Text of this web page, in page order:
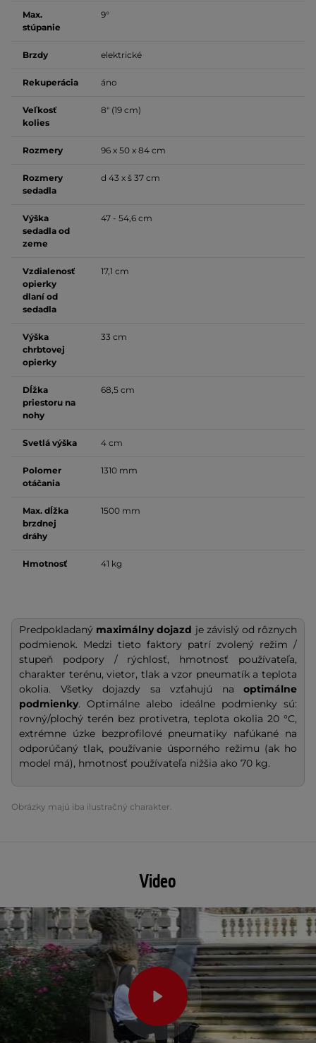
Max.
stúpanie
9°
Brzdy elektrické
Rekuperácia áno
Veľkosť
kolies
8" (19 cm)
Rozmery 96 x 50 x 84 cm
Rozmery
sedadla
d 43 x š 37 cm
Výška
sedadla od
zeme
47 - 54,6 cm
Vzdialenosť
opierky
dlaní od
sedadla
17,1 cm
Výška
chrbtovej
opierky
33 cm
Dĺžka
priestoru na
nohy
68,5 cm
Svetlá výška 4 cm
Polomer
otáčania
1310 mm
Max. dĺžka
brzdnej
dráhy
1500 mm
Hmotnosť 41 kg
Predpokladaný maximálny dojazd je závislý od rôznych
podmienok. Medzi tieto faktory patrí zvolený režim /
stupeň podpory / rýchlosť, hmotnosť používateľa,
charakter terénu, vietor, tlak a vzor pneumatík a teplota
okolia. Všetky dojazdy sa vzťahujú na optimálne
podmienky. Optimálne alebo ideálne podmienky sú:
rovný/plochý terén bez protivetra, teplota okolia 20 °C,
extrémne úzke bezprofilové pneumatiky nafúkané na
odporúčaný tlak, používanie úsporného režimu (ak ho
model má), hmotnosť používateľa nižšia ako 70 kg.
Obrázky majú iba ilustračný charakter.
Video